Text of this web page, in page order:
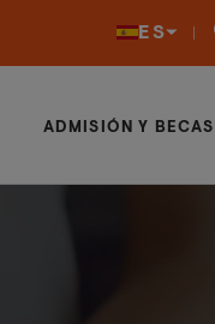
ES
ADMISIÓN Y BECAS